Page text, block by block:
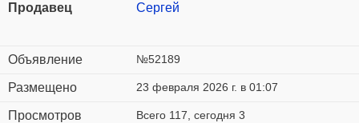
Продавец Сергей
Объявление №52189
Размещено 23 февраля 2026 г. в 01:07
Просмотров Всего 117, сегодня 3